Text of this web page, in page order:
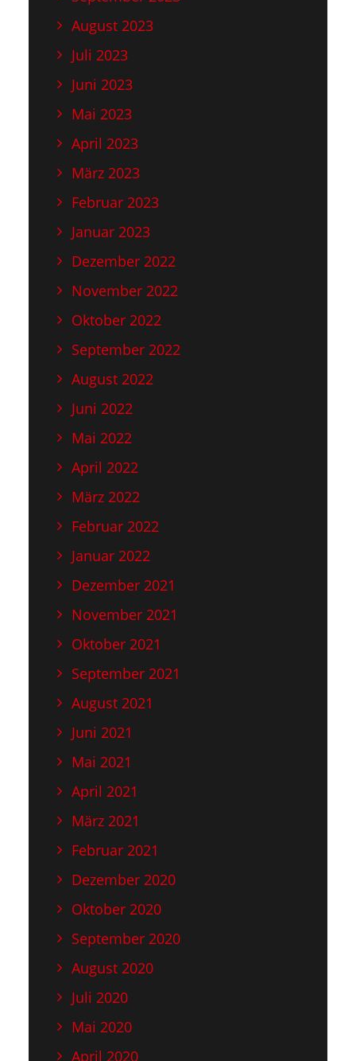
August 2023
Juli 2023
Juni 2023
Mai 2023
April 2023
März 2023
Februar 2023
Januar 2023
Dezember 2022
November 2022
Oktober 2022
September 2022
August 2022
Juni 2022
Mai 2022
April 2022
März 2022
Februar 2022
Januar 2022
Dezember 2021
November 2021
Oktober 2021
September 2021
August 2021
Juni 2021
Mai 2021
April 2021
März 2021
Februar 2021
Dezember 2020
Oktober 2020
September 2020
August 2020
Juli 2020
Mai 2020
April 2020